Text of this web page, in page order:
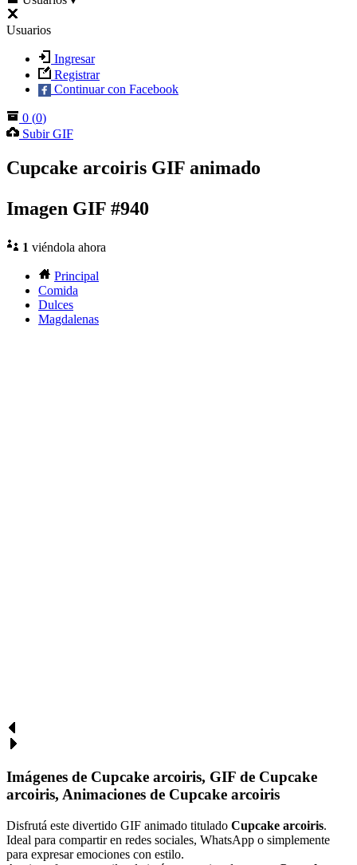
Usuarios
Ingresar
Registrar
Continuar con Facebook
0 (0)
Subir GIF
Cupcake arcoiris GIF animado
Imagen GIF #940
1 viéndola ahora
Principal
Comida
Dulces
Magdalenas
Imágenes de Cupcake arcoiris, GIF de Cupcake
arcoiris, Animaciones de Cupcake arcoiris
Disfrutá este divertido GIF animado titulado Cupcake arcoiris.
Ideal para compartir en redes sociales, WhatsApp o simplemente
para expresar emociones con estilo.